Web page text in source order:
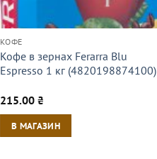
КОФЕ
Кофе в зернах Ferarra Blu
Espresso 1 кг (4820198874100)
215.00 ₴
В МАГАЗИН